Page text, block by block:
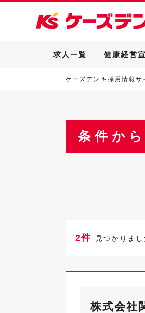
求人一覧 健康経営
ケーズデンキ採用情報サ
条件か
2件 見つかりまし
株式会社